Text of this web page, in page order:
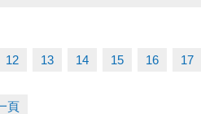
zh_TW/news/pageID/1/
12 13 14 15 16 17
頁